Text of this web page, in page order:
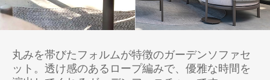
丸みを帯びたフォルムが特徴のガーデンソファセ
ット。透け感のあるロープ編みで、優雅な時間を